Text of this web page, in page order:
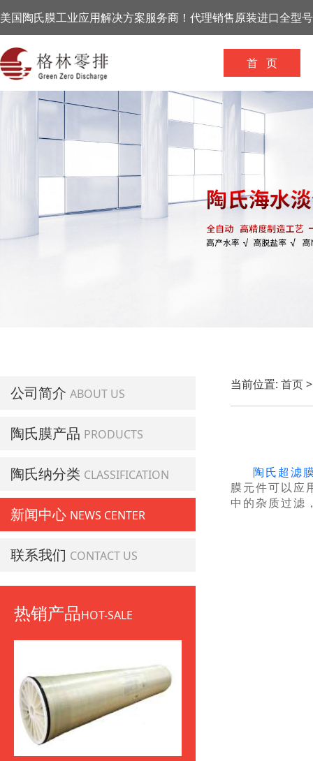
美国陶氏膜工业应用解决方案服务商！代理销售原装进口全型
首 页
公司简介 ABOUT US
陶氏膜产品 PRODUCTS
陶氏纳分类 CLASSIFICATION
新闻中心 NEWS CENTER
联系我们 CONTACT US
热销产品HOT-SALE
当前位置: 首页
陶氏超滤
膜元件可以应
中的杂质过滤